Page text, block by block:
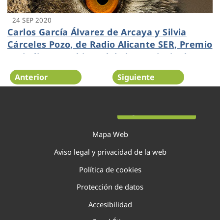
24 SEP 2020
Carlos García Álvarez de Arcaya y Silvia
Cárceles Pozo, de Radio Alicante SER, Premio
Periodismo Ambiental de la provincia de
Alicante 2020
Anterior Siguiente
Mapa Web
Aviso legal y privacidad de la web
Política de cookies
Protección de datos
Accesibilidad